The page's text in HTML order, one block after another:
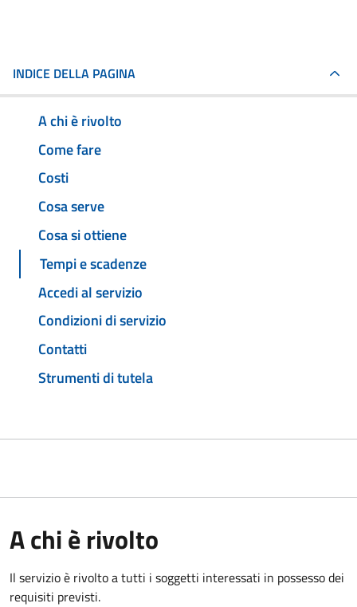
INDICE DELLA PAGINA
A chi è rivolto
Come fare
Costi
Cosa serve
Cosa si ottiene
Tempi e scadenze
Accedi al servizio
Condizioni di servizio
Contatti
Strumenti di tutela
A chi è rivolto
Il servizio è rivolto a tutti i soggetti interessati in possesso dei
requisiti previsti.